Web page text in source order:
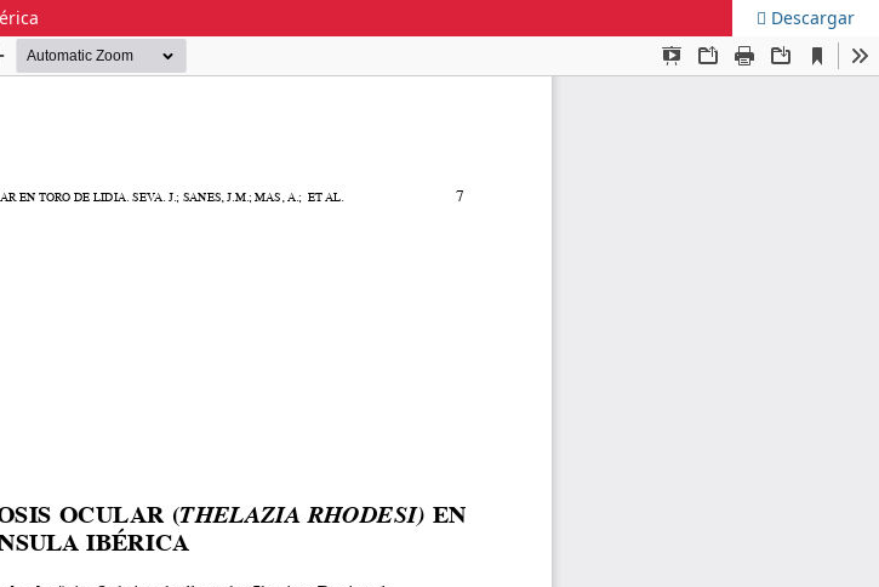
Descargar